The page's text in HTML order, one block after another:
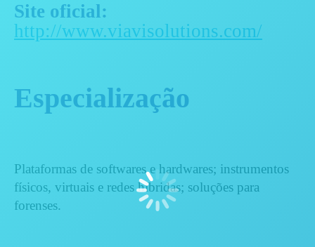
Site oficial:
http://www.viavisolutions.com/
Especialização
Plataformas de softwares e hardwares; instrumentos
físicos, virtuais e redes híbridas; soluções para
forenses.